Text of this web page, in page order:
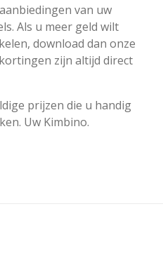
van uw
Als u meer geld wilt
download dan onze
zijn altijd direct
prijzen die u handig
Uw Kimbino.